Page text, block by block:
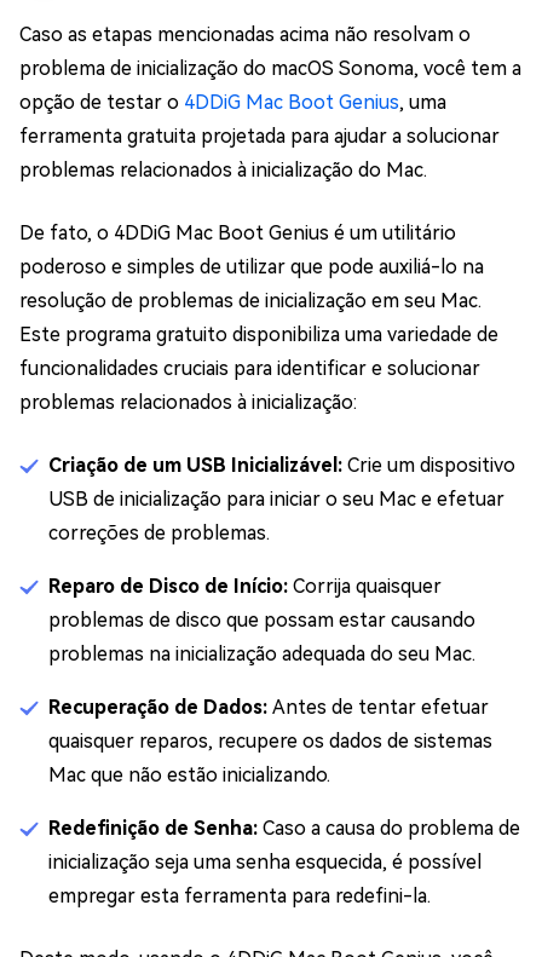
Caso as etapas mencionadas acima não resolvam o
problema de inicialização do macOS Sonoma, você tem a
opção de testar o 4DDiG Mac Boot Genius, uma
ferramenta gratuita projetada para ajudar a solucionar
problemas relacionados à inicialização do Mac.
De fato, o 4DDiG Mac Boot Genius é um utilitário
poderoso e simples de utilizar que pode auxiliá-lo na
resolução de problemas de inicialização em seu Mac.
Este programa gratuito disponibiliza uma variedade de
funcionalidades cruciais para identificar e solucionar
problemas relacionados à inicialização:
Criação de um USB Inicializável: Crie um dispositivo
USB de inicialização para iniciar o seu Mac e efetuar
correções de problemas.
Reparo de Disco de Início: Corrija quaisquer
problemas de disco que possam estar causando
problemas na inicialização adequada do seu Mac.
Recuperação de Dados: Antes de tentar efetuar
quaisquer reparos, recupere os dados de sistemas
Mac que não estão inicializando.
Redefinição de Senha: Caso a causa do problema de
inicialização seja uma senha esquecida, é possível
empregar esta ferramenta para redefini-la.